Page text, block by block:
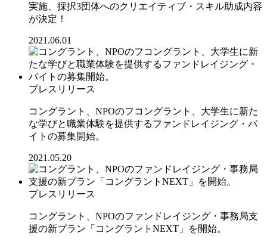
実施、採択3団体へのクリエイティブ・スキル助成内容
が決定！
2021.06.01
プレスリリース
コングラント、NPOのフコングラント、大学生に新た
な学びと職業体験を提供するファンドレイジング・バ
イトの募集開始。
2021.05.20
プレスリリース
コングラント、NPOのファンドレイジング・事務局支
援の新プラン「コングラントNEXT」を開始。